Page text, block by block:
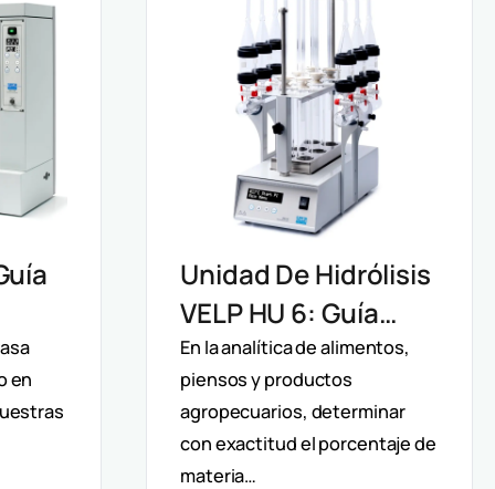
en
Unidad De Hidrólisis
VELP HU 6: Guía
Técnica Para La
Determinación De
Grasa Total En
Alimentos
En la analítica de alimentos,
piensos y productos
agropecuarios, determinar
con exactitud el porcentaje de
materia…